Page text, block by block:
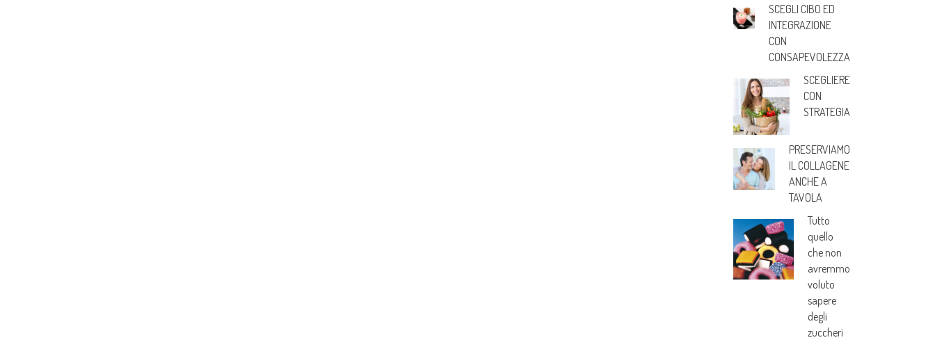
SCEGLI CIBO ED
INTEGRAZIONE
CON
CONSAPEVOLEZZA
SCEGLIERE
CON
STRATEGIA
PRESERVIAMO
IL COLLAGENE
ANCHE A
TAVOLA
Tutto
quello
che non
avremmo
voluto
sapere
degli
zuccheri